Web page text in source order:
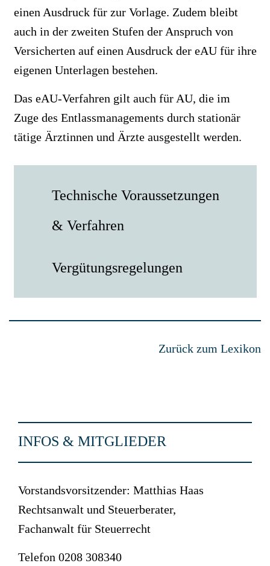
einen Ausdruck für zur Vorlage. Zudem bleibt
auch in der zweiten Stufen der Anspruch von
Versicherten auf einen Ausdruck der eAU für ihre
eigenen Unterlagen bestehen.
Das eAU-Verfahren gilt auch für AU, die im
Zuge des Entlassmanagements durch stationär
tätige Ärztinnen und Ärzte ausgestellt werden.
Technische Voraussetzungen
& Verfahren
Vergütungsregelungen
Zurück zum Lexikon
INFOS & MITGLIEDER
Vorstandsvorsitzender: Matthias Haas
Rechtsanwalt und Steuerberater,
Fachanwalt für Steuerrecht
Telefon 0208 308340